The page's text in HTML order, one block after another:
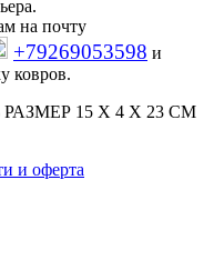
на почту
+79269053598 и
ковров.
15 Х 4 Х 23 СМ
и оферта